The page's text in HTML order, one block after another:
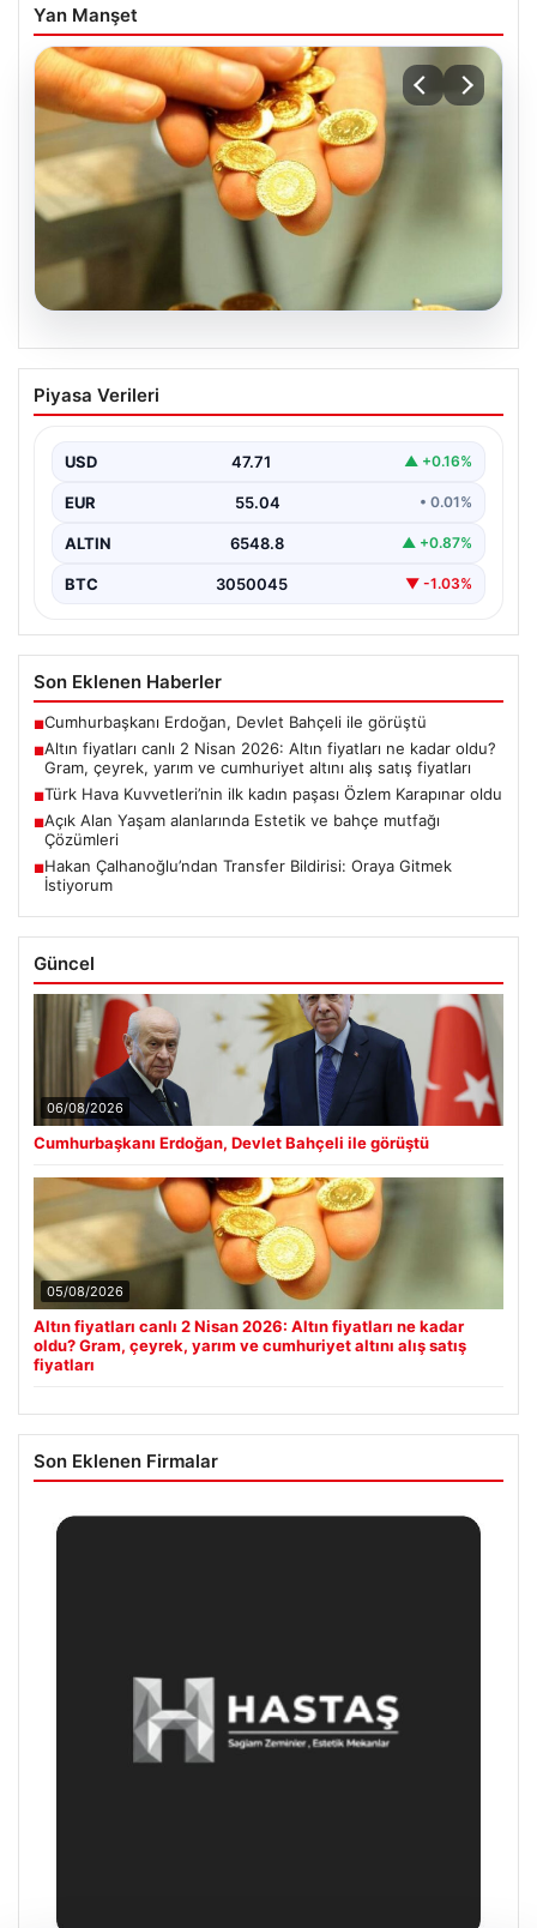
Yan Manşet
Altın fiyatları canlı 2 Nisan 2026: Altın
fiyatları ne kadar oldu? Gram, çeyrek,
fiyatları
Piyasa Verileri
USD 47.71 ▲ +0.16%
EUR 55.04 • 0.01%
ALTIN 6548.8 ▲ +0.87%
BTC 3050045 ▼ -1.03%
Son Eklenen Haberler
■Cumhurbaşkanı Erdoğan, Devlet Bahçeli ile görüştü
■Altın fiyatları canlı 2 Nisan 2026: Altın fiyatları ne kadar oldu?
Gram, çeyrek, yarım ve cumhuriyet altını alış satış fiyatları
■Türk Hava Kuvvetleri’nin ilk kadın paşası Özlem Karapınar oldu
■Açık Alan Yaşam alanlarında Estetik ve bahçe mutfağı
Çözümleri
■Hakan Çalhanoğlu’ndan Transfer Bildirisi: Oraya Gitmek
İstiyorum
Güncel
06/08/2026
Cumhurbaşkanı Erdoğan, Devlet Bahçeli ile görüştü
05/08/2026
Altın fiyatları canlı 2 Nisan 2026: Altın fiyatları ne kadar
oldu? Gram, çeyrek, yarım ve cumhuriyet altını alış satış
fiyatları
Son Eklenen Firmalar